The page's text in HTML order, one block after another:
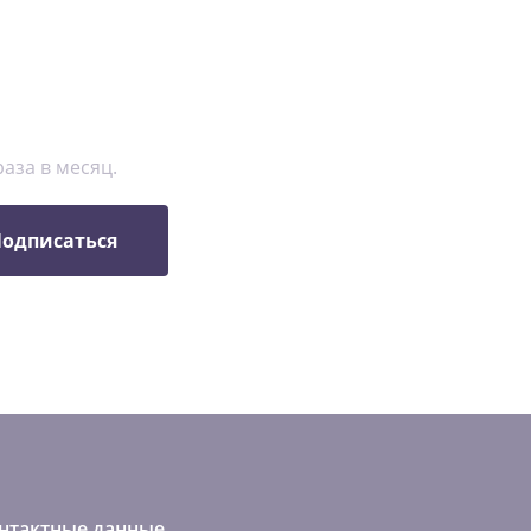
в месяц.